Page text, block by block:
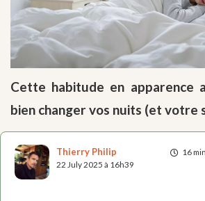
Cette habitude en apparence
bien changer vos nuits (et votre
16 min
Thierry Philip
22 July 2025 à 16h39